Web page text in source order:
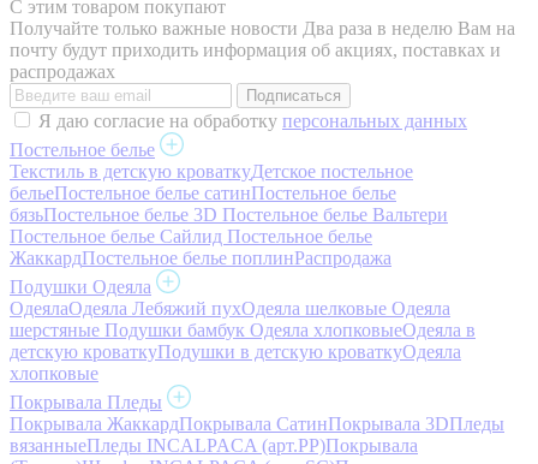
С этим товаром покупают
Получайте только важные новости Два раза в неделю Вам на
почту будут приходить информация об акциях, поставках и
распродажах
Я даю согласие на обработку персональных данных
Постельное белье
Текстиль в детскую кроваткуДетское постельное
бельеПостельное белье сатинПостельное белье
бязьПостельное белье 3D Постельное белье Вальтери
Постельное белье Сайлид Постельное белье
ЖаккардПостельное белье поплинРаспродажа
Подушки Одеяла
ОдеялаОдеяла Лебяжий пухОдеяла шелковые Одеяла
шерстяные Подушки бамбук Одеяла хлопковыеОдеяла в
детскую кроваткуПодушки в детскую кроваткуОдеяла
хлопковые
Покрывала Пледы
Покрывала ЖаккардПокрывала СатинПокрывала 3DПледы
вязанныеПледы INCALPACA (арт.PP)Покрывала